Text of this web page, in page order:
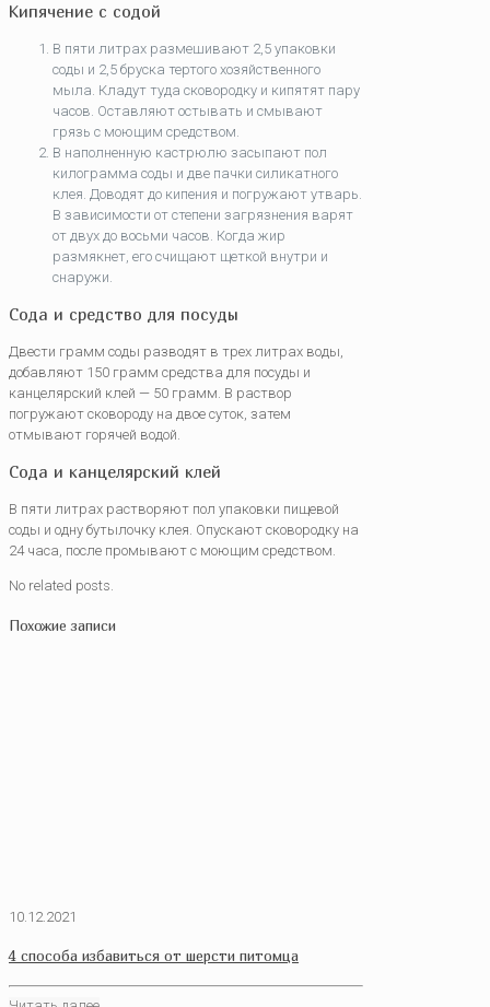
Кипячение с содой
В пяти литрах размешивают 2,5 упаковки
соды и 2,5 бруска тертого хозяйственного
мыла. Кладут туда сковородку и кипятят пару
часов. Оставляют остывать и смывают
грязь с моющим средством.
В наполненную кастрюлю засыпают пол
килограмма соды и две пачки силикатного
клея. Доводят до кипения и погружают утварь.
В зависимости от степени загрязнения варят
от двух до восьми часов. Когда жир
размякнет, его счищают щеткой внутри и
снаружи.
Сода и средство для посуды
Двести грамм соды разводят в трех литрах воды,
добавляют 150 грамм средства для посуды и
канцелярский клей — 50 грамм. В раствор
погружают сковороду на двое суток, затем
отмывают горячей водой.
Сода и канцелярский клей
В пяти литрах растворяют пол упаковки пищевой
соды и одну бутылочку клея. Опускают сковородку на
24 часа, после промывают с моющим средством.
No related posts.
Похожие записи
10.12.2021
4 способа избавиться от шерсти питомца